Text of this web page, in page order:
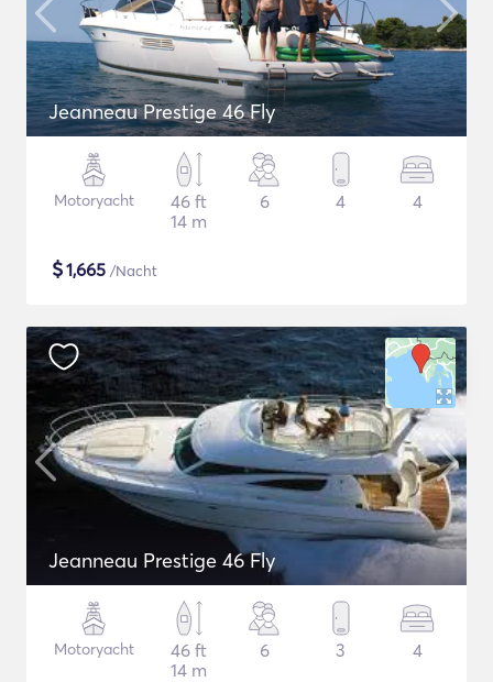
Jeanneau Prestige 46 Fly
Motoryacht
46 ft
14 m
6 4 4
$1,665 /Nacht
Jeanneau Prestige 46 Fly
Motoryacht
46 ft
14 m
6 3 4